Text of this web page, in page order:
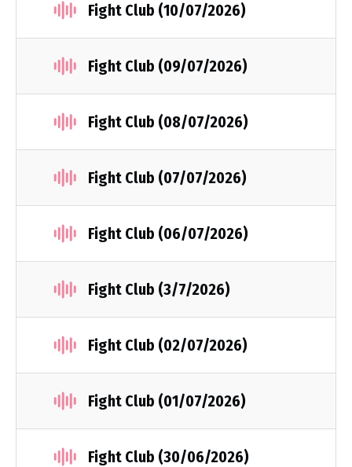
Fight Club (10/07/2026)
Fight Club (09/07/2026)
Fight Club (08/07/2026)
Fight Club (07/07/2026)
Fight Club (06/07/2026)
Fight Club (3/7/2026)
Fight Club (02/07/2026)
Fight Club (01/07/2026)
Fight Club (30/06/2026)